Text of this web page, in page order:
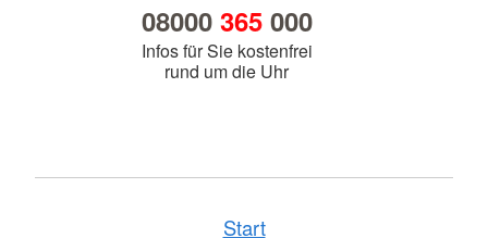
08000 365000
Infos für Sie kostenfrei
rund um die Uhr
Start